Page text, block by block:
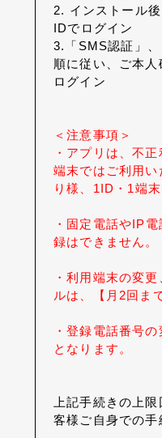
2. インストール
IDでログイン
3.「SMS認証」
順に従い、ご本
ログイン
＜注意事項＞
・アプリは、不
端末ではご利用い
り様、1ID・1端
・固定電話やIP
録はできません。
・利用端末の変
ルは、【月2回ま
・登録電話番号
となります。
上記手続きの上
客様ご自身での手